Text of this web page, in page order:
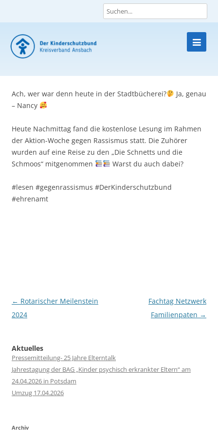
Skip
content
Ach, wer war denn heute in der Stadtbücherei?
Ja, genau
– Nancy
Heute Nachmittag fand die kostenlose Lesung im Rahmen
der Aktion-Woche gegen Rassismus statt. Die Zuhörer
wurden auf eine Reise zu den „Die Schnetts und die
Schmoos“ mitgenommen
Warst du auch dabei?
#lesen #gegenrassismus #DerKinderschutzbund
#ehrenamt
Post
navigation
← Rotarischer Meilenstein
2024
Fachtag Netzwerk
Familienpaten →
Aktuelles
Pressemitteilung- 25 Jahre Elterntalk
Jahrestagung der BAG „Kinder psychisch erkrankter Eltern“ am
24.04.2026 in Potsdam
Umzug 17.04.2026
Archiv